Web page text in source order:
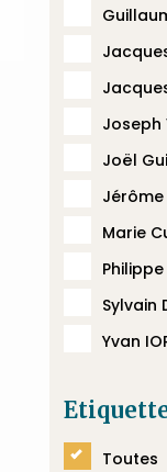
Joseph
Joël
Jérôme
Marie
Philippe
Sylvain
Yvan
Toutes